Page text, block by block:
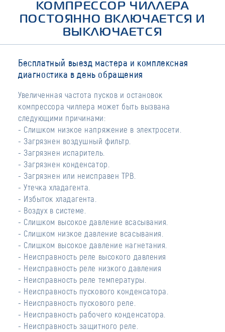
КОМПРЕССОР ЧИЛЛЕРА
ПОСТОЯННО ВКЛЮЧАЕТСЯ И
ВЫКЛЮЧАЕТСЯ
Бесплатный выезд мастера и комплексная
диагностика в день обращения
Увеличенная частота пусков и остановок
компрессора чиллера может быть вызвана
следующими причинами:
- Слишком низкое напряжение в электросети.
- Загрязнен воздушный фильтр.
- Загрязнен испаритель.
- Загрязнен конденсатор.
- Загрязнен или неисправен ТРВ.
- Утечка хладагента.
- Избыток хладагента.
- Воздух в системе.
- Слишком высокое давление всасывания.
- Слишком низкое давление всасывания.
- Слишком высокое давление нагнетания.
- Неисправность реле высокого давления
- Неисправность реле низкого давления
- Неисправность реле температуры.
- Неисправность пускового конденсатора.
- Неисправность пускового реле.
- Неисправность рабочего конденсатора.
- Неисправность защитного реле.